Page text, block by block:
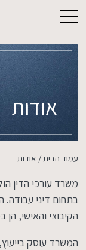
אודות
עמוד הבית / אודות
משרד עורכי הדין
בתחום דיני
הקיבוצי והאישי, הן
המשרד עוסק